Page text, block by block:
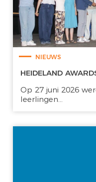
NIEUWS
HEIDELAND
Op 27 juni 2026
leerlingen...